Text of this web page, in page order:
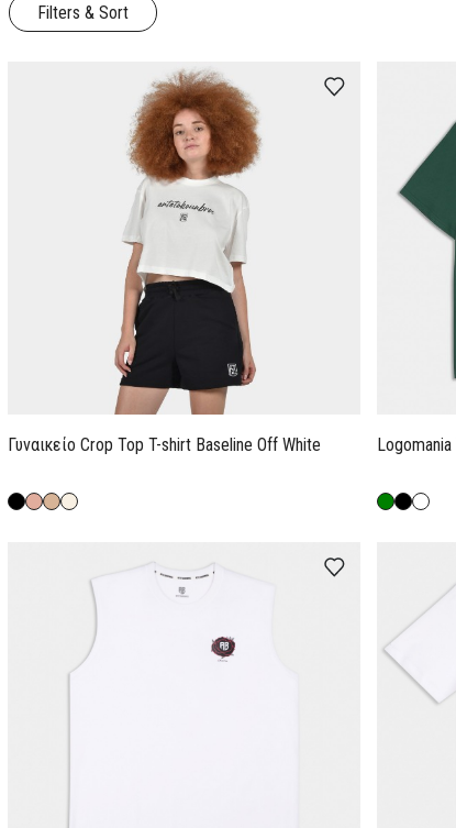
Filters & Sort
Γυναικείο Crop Top T-shirt Baseline Off White